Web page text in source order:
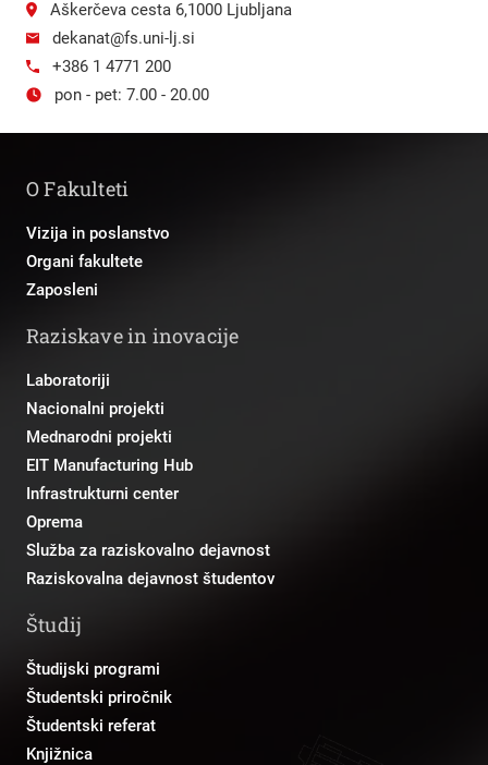
Aškerčeva cesta 6,1000 Ljubljana
dekanat@fs.uni-lj.si
+386 1 4771 200
pon - pet: 7.00 - 20.00
O Fakulteti
Vizija in poslanstvo
Organi fakultete
Zaposleni
Raziskave in inovacije
Laboratoriji
Nacionalni projekti
Mednarodni projekti
EIT Manufacturing Hub
Infrastrukturni center
Oprema
Služba za raziskovalno dejavnost
Raziskovalna dejavnost študentov
Študij
Študijski programi
Študentski priročnik
Študentski referat
Knjižnica